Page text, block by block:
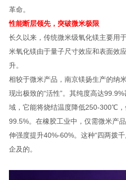
革命。
性能断层领先，突破微米极限
长久以来，传统微米级氧化镁主要用
米氧化镁由于量子尺寸效应和表面效
升。
相较于微米产品，南京镁扬生产的纳
现出极致的“活性”。其纯度高达
域，它能将烧结温度降低250-300℃
99.5%。在橡胶工业中，仅需微米产
伸强度提升40%-60%。这种“四两拨
企及的。